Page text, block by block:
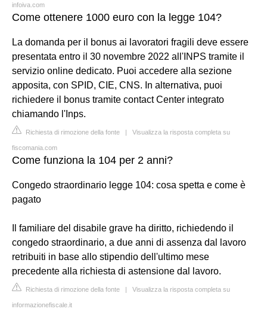
infoiva.com
Come ottenere 1000 euro con la legge 104?
La domanda per il bonus ai lavoratori fragili deve essere
presentata entro il 30 novembre 2022 all'INPS tramite il
servizio online dedicato. Puoi accedere alla sezione
apposita, con SPID, CIE, CNS. In alternativa, puoi
richiedere il bonus tramite contact Center integrato
chiamando l'Inps.
Richiesta di rimozione della fonte | Visualizza la risposta completa su
fiscomania.com
Come funziona la 104 per 2 anni?
Congedo straordinario legge 104: cosa spetta e come è
pagato
Il familiare del disabile grave ha diritto, richiedendo il
congedo straordinario, a due anni di assenza dal lavoro
retribuiti in base allo stipendio dell'ultimo mese
precedente alla richiesta di astensione dal lavoro.
Richiesta di rimozione della fonte | Visualizza la risposta completa su
informazionefiscale.it